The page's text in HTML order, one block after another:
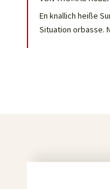
En knallich heiße
Situation orbasse.